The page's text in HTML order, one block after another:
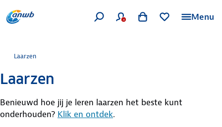
Menu
Laarzen
Laarzen
Benieuwd hoe jij je leren laarzen het beste kunt
onderhouden? Klik en ontdek.